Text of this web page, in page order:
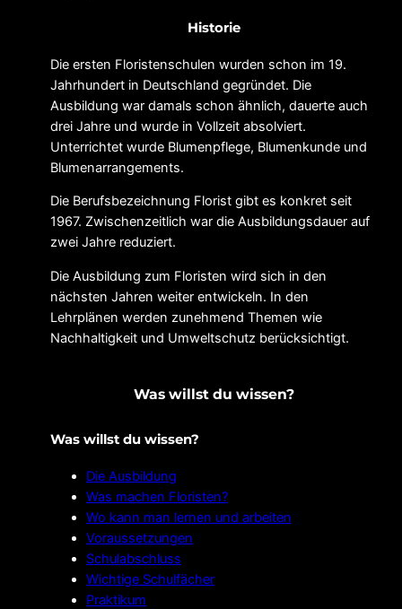
Historie
Die ersten Floristenschulen wurden schon im 19.
Jahrhundert in Deutschland gegründet. Die
Ausbildung war damals schon ähnlich, dauerte auch
drei Jahre und wurde in Vollzeit absolviert.
Unterrichtet wurde Blumenpflege, Blumenkunde und
Blumenarrangements.
Die Berufsbezeichnung Florist gibt es konkret seit
1967. Zwischenzeitlich war die Ausbildungsdauer auf
zwei Jahre reduziert.
Die Ausbildung zum Floristen wird sich in den
nächsten Jahren weiter entwickeln. In den
Lehrplänen werden zunehmend Themen wie
Nachhaltigkeit und Umweltschutz berücksichtigt.
Was willst du wissen?
Was willst du wissen?
Die Ausbildung
Was machen Floristen?
Wo kann man lernen und arbeiten
Voraussetzungen
Schulabschluss
Wichtige Schulfächer
Praktikum